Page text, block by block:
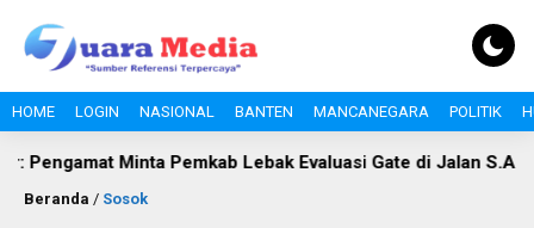
HOME LOGIN NASIONAL BANTEN MANCANEGARA POLITIK
Pemkab Lebak Evaluasi Gate di Jalan S.A. Tirtayasa
Beranda / Sosok